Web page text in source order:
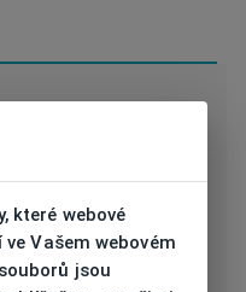
SPORT
které webové
Vašem webovém
jsou